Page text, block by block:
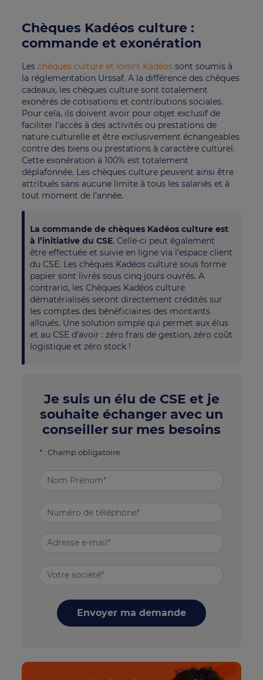
Chèques Kadéos culture :
commande et exonération
Leschèques culture et loisirs Kadéos sont soumis à
la réglementation Urssaf. A la différence des chèques
cadeaux, les chèques culture sont totalement
exonérés de cotisations et contributions sociales.
Pour cela, ils doivent avoir pour objet exclusif de
faciliter l’accès à des activités ou prestations de
nature culturelle et être exclusivement échangeables
contre des biens ou prestations à caractère culturel.
Cette exonération à 100% est totalement
déplafonnée. Les chèques culture peuvent ainsi être
attribués sans aucune limite à tous les salariés et à
tout moment de l’année.
La commande de chèques Kadéos culture est
à l’initiative du CSE. Celle-ci peut également
être effectuée et suivie en ligne via l’espace client
du CSE. Les chèques Kadéos culture sous forme
papier sont livrés sous cinq jours ouvrés. A
contrario, les Chèques Kadéos culture
dématérialisés seront directement crédités sur
les comptes des bénéficiaires des montants
alloués. Une solution simple qui permet aux élus
et au CSE d’avoir : zéro frais de gestion, zéro coût
logistique et zéro stock !
Je suis un élu de CSE et je
souhaite échanger avec un
conseiller sur mes besoins
* : Champ obligatoire
Envoyer ma demande